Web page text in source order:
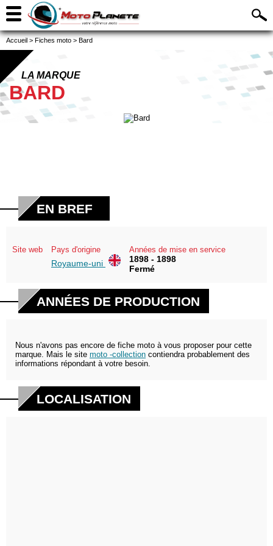
Accueil > Fiches moto > Bard
LA MARQUE
BARD
EN BREF
Site web Pays d'origine
Royaume-uni
Années de mise en service
1898 - 1898
Fermé
ANNÉES DE PRODUCTION
Nous n'avons pas encore de fiche moto à vous proposer pour cette
marque. Mais le site moto -collection contiendra probablement des
informations répondant à votre besoin.
LOCALISATION